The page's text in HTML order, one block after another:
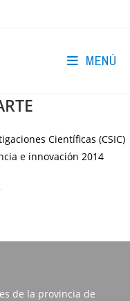
MENÚ
Científicas (CSIC)
e innovación 2014
de la provincia de